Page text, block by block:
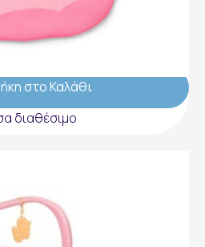
Κούκλας - Υπνόσακος -
116726
€
στο Καλάθι
διαθέσιμο